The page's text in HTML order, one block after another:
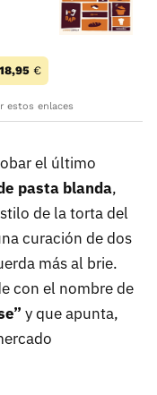
18,95 €
estos enlaces
el último
pasta blanda,
de la torta del
curación de dos
más al brie.
con el nombre de
y que apunta,